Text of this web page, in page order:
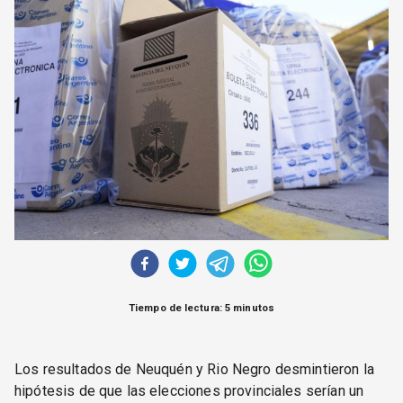
CORREO DE LECTORES
ARCHIVO
DECLARACIONES
OPINIÓN
ALTAMIRA RESPONDE
Política Obrera Revista
CONTACTO
Tiempo de lectura: 5 minutos
Los resultados de Neuquén y Rio Negro desmintieron la
hipótesis de que las elecciones provinciales serían un